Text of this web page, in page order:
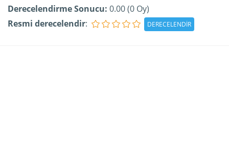
Derecelendirme Sonucu: 0.00 (0 Oy)
Resmi derecelendir: